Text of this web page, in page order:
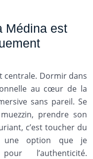
Médina est
centrale. Dormir dans
au cœur de la
sans pareil. Se
prendre son
c’est toucher du
une option que je
l’authenticité.